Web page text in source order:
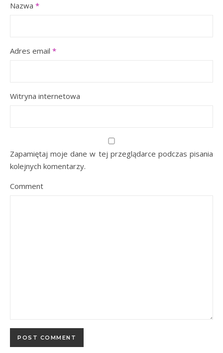
Nazwa *
Adres email *
Witryna internetowa
Zapamiętaj moje dane w tej przeglądarce podczas pisania
kolejnych komentarzy.
Comment